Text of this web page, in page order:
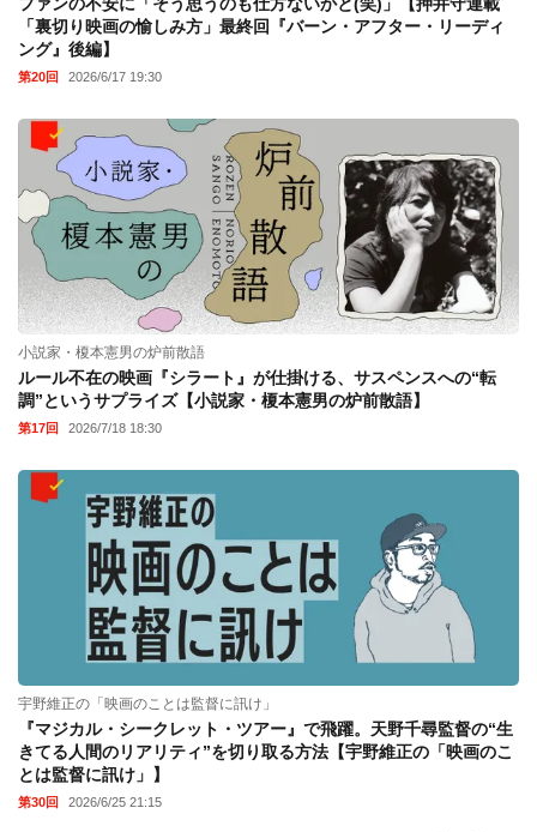
ファンの不安に「そう思うのも仕方ないかと(笑)」【押井守連載
「裏切り映画の愉しみ方」最終回『バーン・アフター・リーディ
ング』後編】
第20回 2026/6/17 19:30
小説家・榎本憲男の炉前散語
ルール不在の映画『シラート』が仕掛ける、サスペンスへの“転
調”というサプライズ【小説家・榎本憲男の炉前散語】
第17回 2026/7/18 18:30
宇野維正の「映画のことは監督に訊け」
『マジカル・シークレット・ツアー』で飛躍。天野千尋監督の“生
きてる人間のリアリティ”を切り取る方法【宇野維正の「映画のこ
とは監督に訊け」】
第30回 2026/6/25 21:15